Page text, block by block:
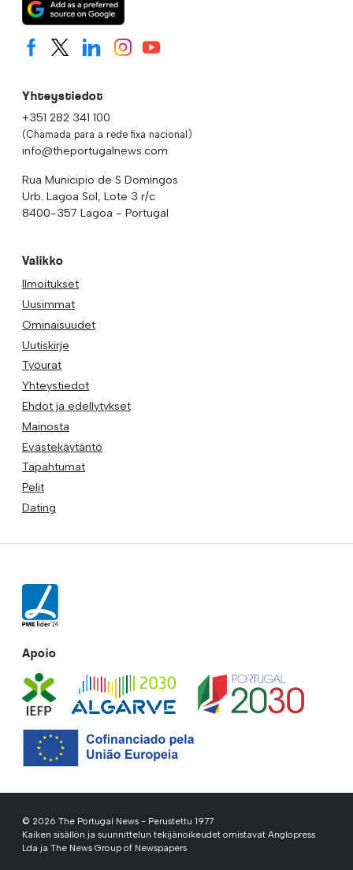
Yhteystiedot
+351 282 341 100
(Chamada para a rede fixa nacional)
info@theportugalnews.com
Rua Municipio de S Domingos
Urb. Lagoa Sol, Lote 3 r/c
8400-357 Lagoa - Portugal
Valikko
Ilmoitukset
Uusimmat
Ominaisuudet
Uutiskirje
Työurat
Yhteystiedot
Ehdot ja edellytykset
Mainosta
Evästekäytäntö
Tapahtumat
Pelit
Dating
Apoio
© 2026 The Portugal News - Perustettu 1977
Kaiken sisällön ja suunnittelun tekijänoikeudet omistavat Anglopress
Lda ja The News Group of Newspapers